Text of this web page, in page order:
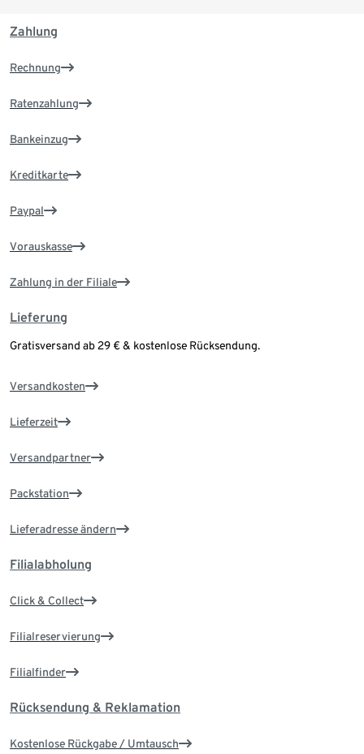
Zahlung
Rechnung
Ratenzahlung
Bankeinzug
Kreditkarte
Paypal
Vorauskasse
Zahlung in der Filiale
Lieferung
Gratisversand ab 29 € & kostenlose Rücksendung.
Versandkosten
Lieferzeit
Versandpartner
Packstation
Lieferadresse ändern
Filialabholung
Click & Collect
Filialreservierung
Filialfinder
Rücksendung & Reklamation
Kostenlose Rückgabe / Umtausch